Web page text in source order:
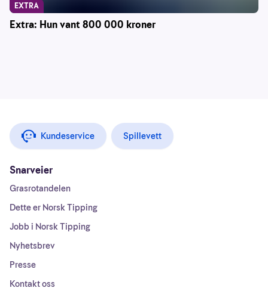
Extra: Hun vant 800 000 kroner
EXTRA
Kundeservice Spillevett
Snarveier
Grasrotandelen
Dette er Norsk Tipping
Jobb i Norsk Tipping
Nyhetsbrev
Presse
Kontakt oss